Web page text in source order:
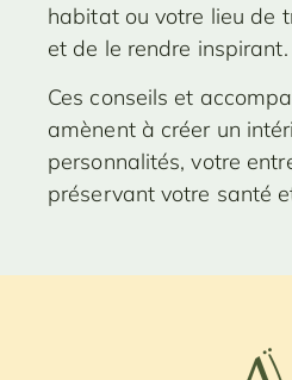
habitat ou votre lieu de
et de le rendre inspirant.
Ces conseils et
amènent à créer un
personnalités, votre
préservant votre santé